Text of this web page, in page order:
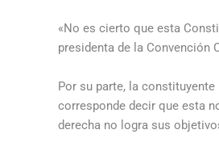
«No es cierto que esta
presidenta de la Convención
Por su parte, la constituyente
corresponde decir que esta
derecha no logra sus